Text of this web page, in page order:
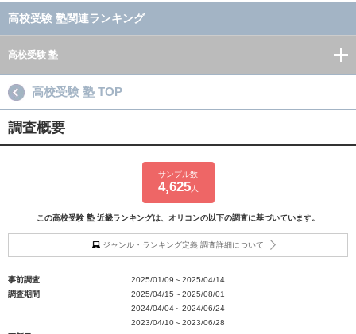
高校受験 塾関連ランキング
高校受験 塾
高校受験 塾 TOP
調査概要
サンプル数
4,625人
この高校受験 塾 近畿ランキングは、オリコンの以下の調査に基づいています。
ジャンル・ランキング定義 調査詳細について
事前調査
2025/01/09～2025/04/14
調査期間
2025/04/15～2025/08/01
2024/04/04～2024/06/24
2023/04/10～2023/06/28